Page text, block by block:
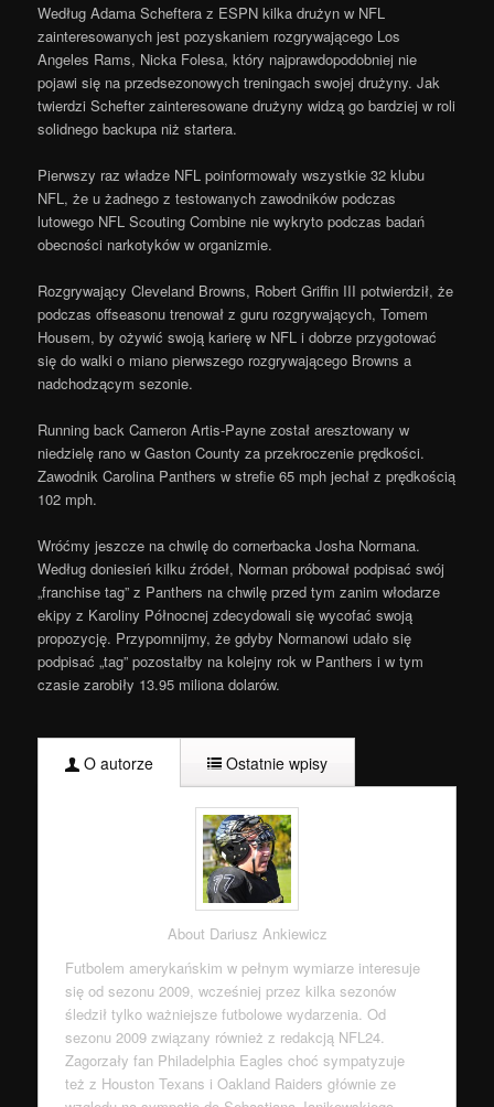
Według Adama Scheftera z ESPN kilka drużyn w NFL
zainteresowanych jest pozyskaniem rozgrywającego Los
Angeles Rams, Nicka Folesa, który najprawdopodobniej nie
pojawi się na przedsezonowych treningach swojej drużyny. Jak
twierdzi Schefter zainteresowane drużyny widzą go bardziej w roli
solidnego backupa niż startera.
Pierwszy raz władze NFL poinformowały wszystkie 32 klubu
NFL, że u żadnego z testowanych zawodników podczas
lutowego NFL Scouting Combine nie wykryto podczas badań
obecności narkotyków w organizmie.
Rozgrywający Cleveland Browns, Robert Griffin III potwierdził, że
podczas offseasonu trenował z guru rozgrywających, Tomem
Housem, by ożywić swoją karierę w NFL i dobrze przygotować
się do walki o miano pierwszego rozgrywającego Browns a
nadchodzącym sezonie.
Running back Cameron Artis-Payne został aresztowany w
niedzielę rano w Gaston County za przekroczenie prędkości.
Zawodnik Carolina Panthers w strefie 65 mph jechał z prędkością
102 mph.
Wróćmy jeszcze na chwilę do cornerbacka Josha Normana.
Według doniesień kilku źródeł, Norman próbował podpisać swój
„franchise tag” z Panthers na chwilę przed tym zanim włodarze
ekipy z Karoliny Północnej zdecydowali się wycofać swoją
propozycję. Przypomnijmy, że gdyby Normanowi udało się
podpisać „tag” pozostałby na kolejny rok w Panthers i w tym
czasie zarobiły 13.95 miliona dolarów.
O autorze Ostatnie wpisy
About Dariusz Ankiewicz
Futbolem amerykańskim w pełnym wymiarze interesuje
się od sezonu 2009, wcześniej przez kilka sezonów
śledził tylko ważniejsze futbolowe wydarzenia. Od
sezonu 2009 związany również z redakcją NFL24.
Zagorzały fan Philadelphia Eagles choć sympatyzuje
też z Houston Texans i Oakland Raiders głównie ze